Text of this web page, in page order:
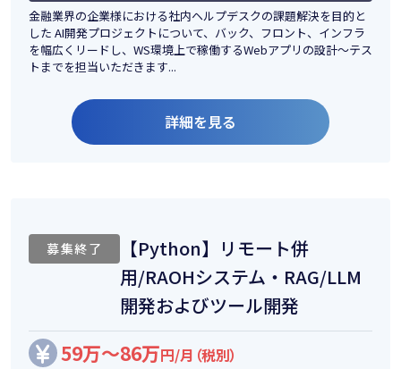
金融業界の企業様における社内ヘルプデスクの課題解決を目的と
した AI開発プロジェクトについて、バック、フロント、インフラ
を幅広くリードし、WS環境上で稼働するWebアプリの設計～テス
トまでを担当いただきます...
詳細を見る
募集終了
【Python】リモート併
用/RAOHシステム・RAG/LLM
開発およびツール開発
59万～86万円/月（税別）